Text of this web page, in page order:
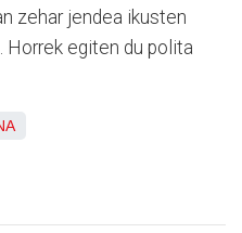
zehar jendea ikusten
Horrek egiten du polita